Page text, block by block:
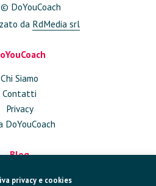
DoYouCoach
da RdMedia srl
Chi Siamo
Contatti
Privacy
DoYouCoach
Blog
privacy e cookies